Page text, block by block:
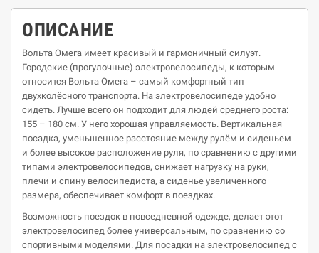
ОПИСАНИЕ
Вольта Омега имеет красивый и гармоничный силуэт.
Городские (прогулочные) электровелосипеды, к которым
относится Вольта Омега – самый комфортный тип
двухколёсного транспорта. На электровелосипеде удобно
сидеть. Лучше всего он подходит для людей среднего роста:
155 – 180 см. У него хорошая управляемость. Вертикальная
посадка, уменьшенное расстояние между рулём и сиденьем
и более высокое расположение руля, по сравнению с другими
типами электровелосипедов, снижает нагрузку на руки,
плечи и спину велосипедиста, а сиденье увеличенного
размера, обеспечивает комфорт в поездках.
Возможность поездок в повседневной одежде, делает этот
электровелосипед более универсальным, по сравнению со
спортивными моделями. Для посадки на электровелосипед с